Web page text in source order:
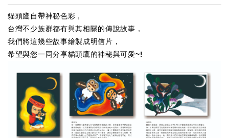
貓頭鷹自帶神秘色彩，
台灣不少族群都有與其相關的傳說故事，
我們將這幾些故事繪製成明信片，
希望與您一同分享貓頭鷹的神秘與可愛~!